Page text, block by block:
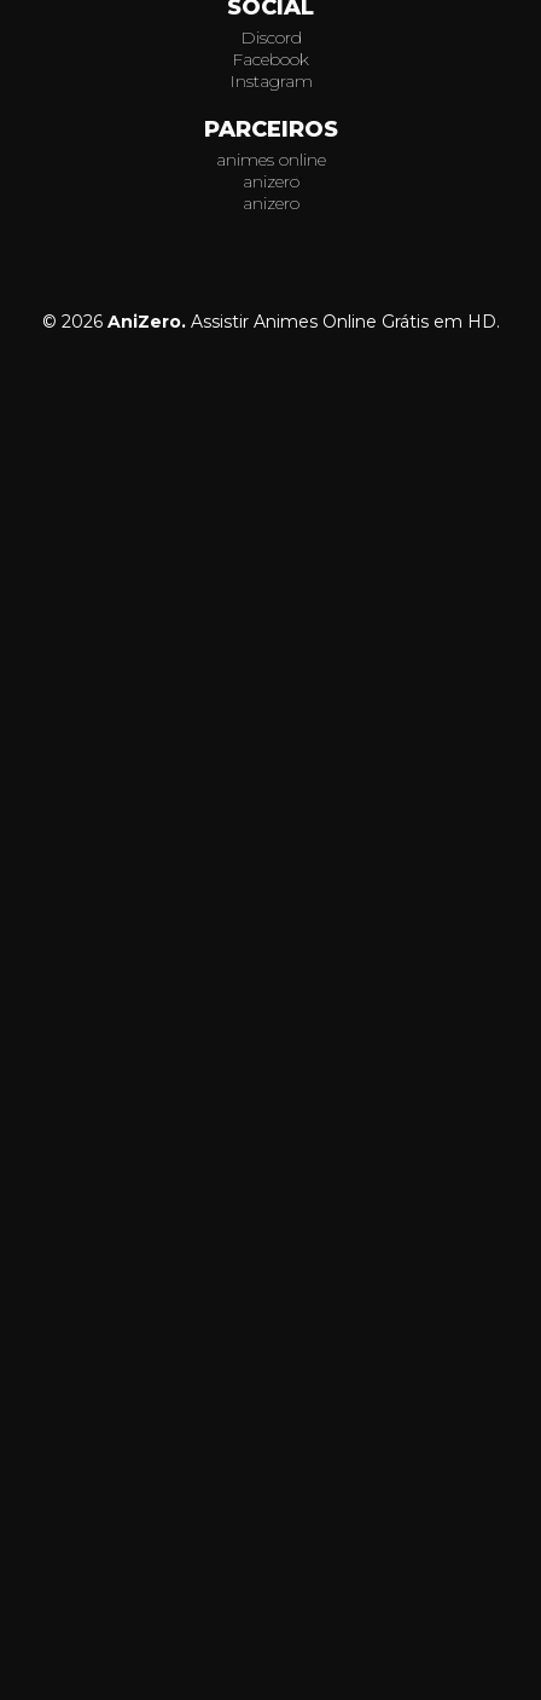
SOCIAL
Discord
Facebook
Instagram
PARCEIROS
animes online
anizero
anizero
© 2026 AniZero.Assistir Animes Online Grátis em HD.